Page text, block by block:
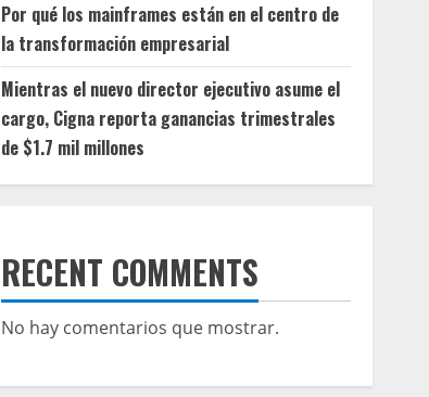
Por qué los mainframes están en el centro de
la transformación empresarial
Mientras el nuevo director ejecutivo asume el
cargo, Cigna reporta ganancias trimestrales
de $1.7 mil millones
RECENT COMMENTS
No hay comentarios que mostrar.